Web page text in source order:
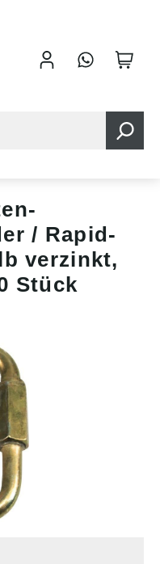
/ Rapid-
verzinkt,
Stück